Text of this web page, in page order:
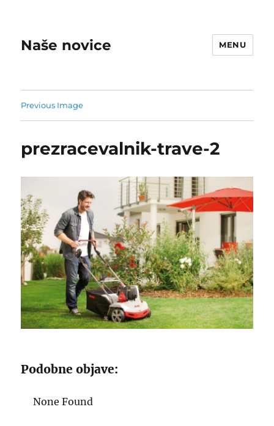
Naše novice MENU
Previous Image
prezracevalnik-trave-2
Podobne objave:
None Found